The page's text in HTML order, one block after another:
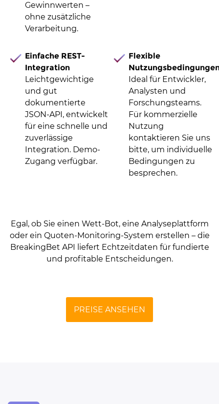
Gewinnwerten –
ohne zusätzliche
Verarbeitung.
Einfache REST-
Integration
Leichtgewichtige
und gut
dokumentierte
JSON-API, entwickelt
für eine schnelle und
zuverlässige
Integration. Demo-
Zugang verfügbar.
Flexible
Ideal für Entwickler,
Analysten und
Forschungsteams.
Für kommerzielle
Nutzung
kontaktieren Sie uns
bitte, um individuelle
Bedingungen zu
besprechen.
Egal, ob Sie einen Wett-Bot, eine Analyseplattform
oder ein Quoten-Monitoring-System erstellen – die
BreakingBet API liefert Echtzeitdaten für fundierte
und profitable Entscheidungen.
PREISE ANSEHEN